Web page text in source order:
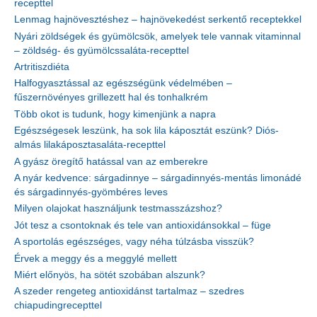
recepttel
Lenmag hajnövesztéshez – hajnövekedést serkentő receptekkel
Nyári zöldségek és gyümölcsök, amelyek tele vannak vitaminnal
– zöldség- és gyümölcssaláta-recepttel
Artritiszdiéta
Halfogyasztással az egészségünk védelmében –
fűszernövényes grillezett hal és tonhalkrém
Több okot is tudunk, hogy kimenjünk a napra
Egészségesek leszünk, ha sok lila káposztát eszünk? Diós-
almás lilakáposztasaláta-recepttel
A gyász öregítő hatással van az emberekre
A nyár kedvence: sárgadinnye – sárgadinnyés-mentás limonádé
és sárgadinnyés-gyömbéres leves
Milyen olajokat használjunk testmasszázshoz?
Jót tesz a csontoknak és tele van antioxidánsokkal – füge
A sportolás egészséges, vagy néha túlzásba visszük?
Érvek a meggy és a meggylé mellett
Miért előnyös, ha sötét szobában alszunk?
A szeder rengeteg antioxidánst tartalmaz – szedres
chiapudingrecepttel